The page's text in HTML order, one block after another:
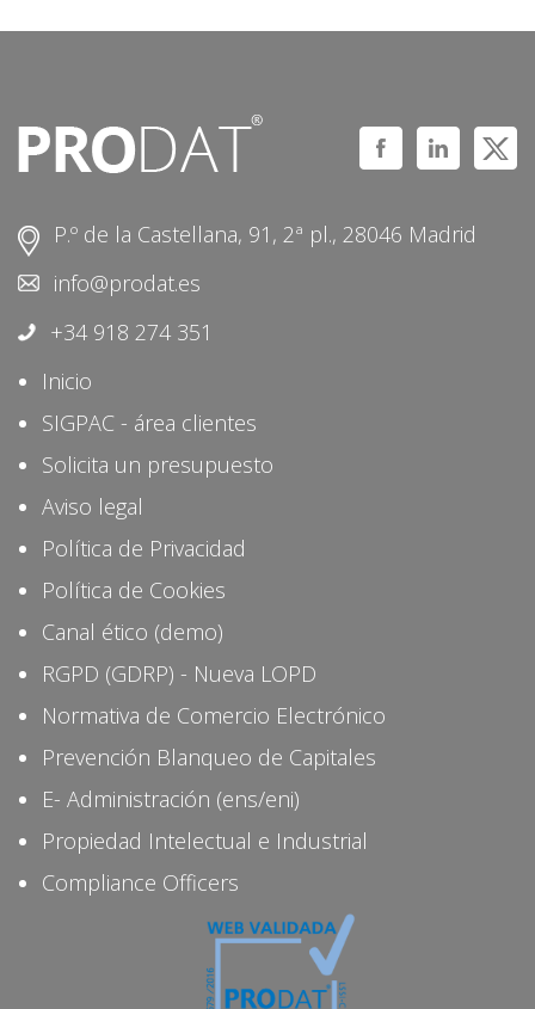
P.º de la Castellana, 91, 2ª pl., 28046 Madrid
info@prodat.es
+34 918 274 351
Inicio
SIGPAC - área clientes
Solicita un presupuesto
Aviso legal
Política de Privacidad
Política de Cookies
Canal ético (demo)
RGPD (GDRP) - Nueva LOPD
Normativa de Comercio Electrónico
Prevención Blanqueo de Capitales
E- Administración (ens/eni)
Propiedad Intelectual e Industrial
Compliance Officers